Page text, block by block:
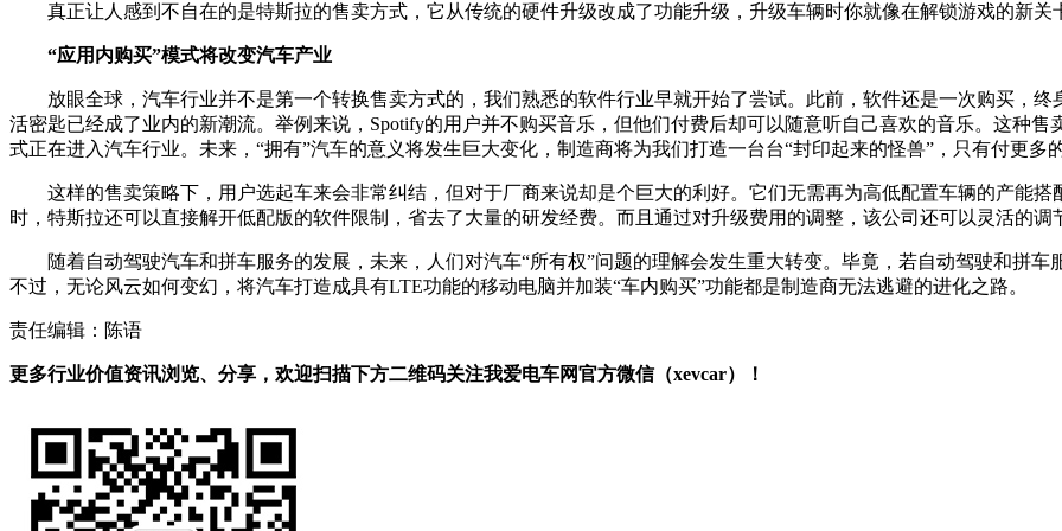
真正让人感到不自在的是特斯拉的售卖方式，它从传统的硬件升级改成了功能升级，升级车辆时你就像在解锁游戏的新关
“应用内购买”模式将改变汽车产业
放眼全球，汽车行业并不是第一个转换售卖方式的，我们熟悉的软件行业早就开始了尝试。此前，软件还是一次购买，
活密匙已经成了业内的新潮流。举例来说，Spotify的用户并不购买音乐，但他们付费后却可以随意听自己喜欢的音乐。这种
式正在进入汽车行业。未来，“拥有”汽车的意义将发生巨大变化，制造商将为我们打造一台台“封印起来的怪兽”，只有付更多
这样的售卖策略下，用户选起车来会非常纠结，但对于厂商来说却是个巨大的利好。它们无需再为高低配置车辆的产能
时，特斯拉还可以直接解开低配版的软件限制，省去了大量的研发经费。而且通过对升级费用的调整，该公司还可以灵活的调
随着自动驾驶汽车和拼车服务的发展，未来，人们对汽车“所有权”问题的理解会发生重大转变。毕竟，若自动驾驶和拼
不过，无论风云如何变幻，将汽车打造成具有LTE功能的移动电脑并加装“车内购买”功能都是制造商无法逃避的进化之路。
责任编辑：陈语
更多行业价值资讯浏览、分享，欢迎扫描下方二维码关注我爱电车网官方微信（xevcar）！